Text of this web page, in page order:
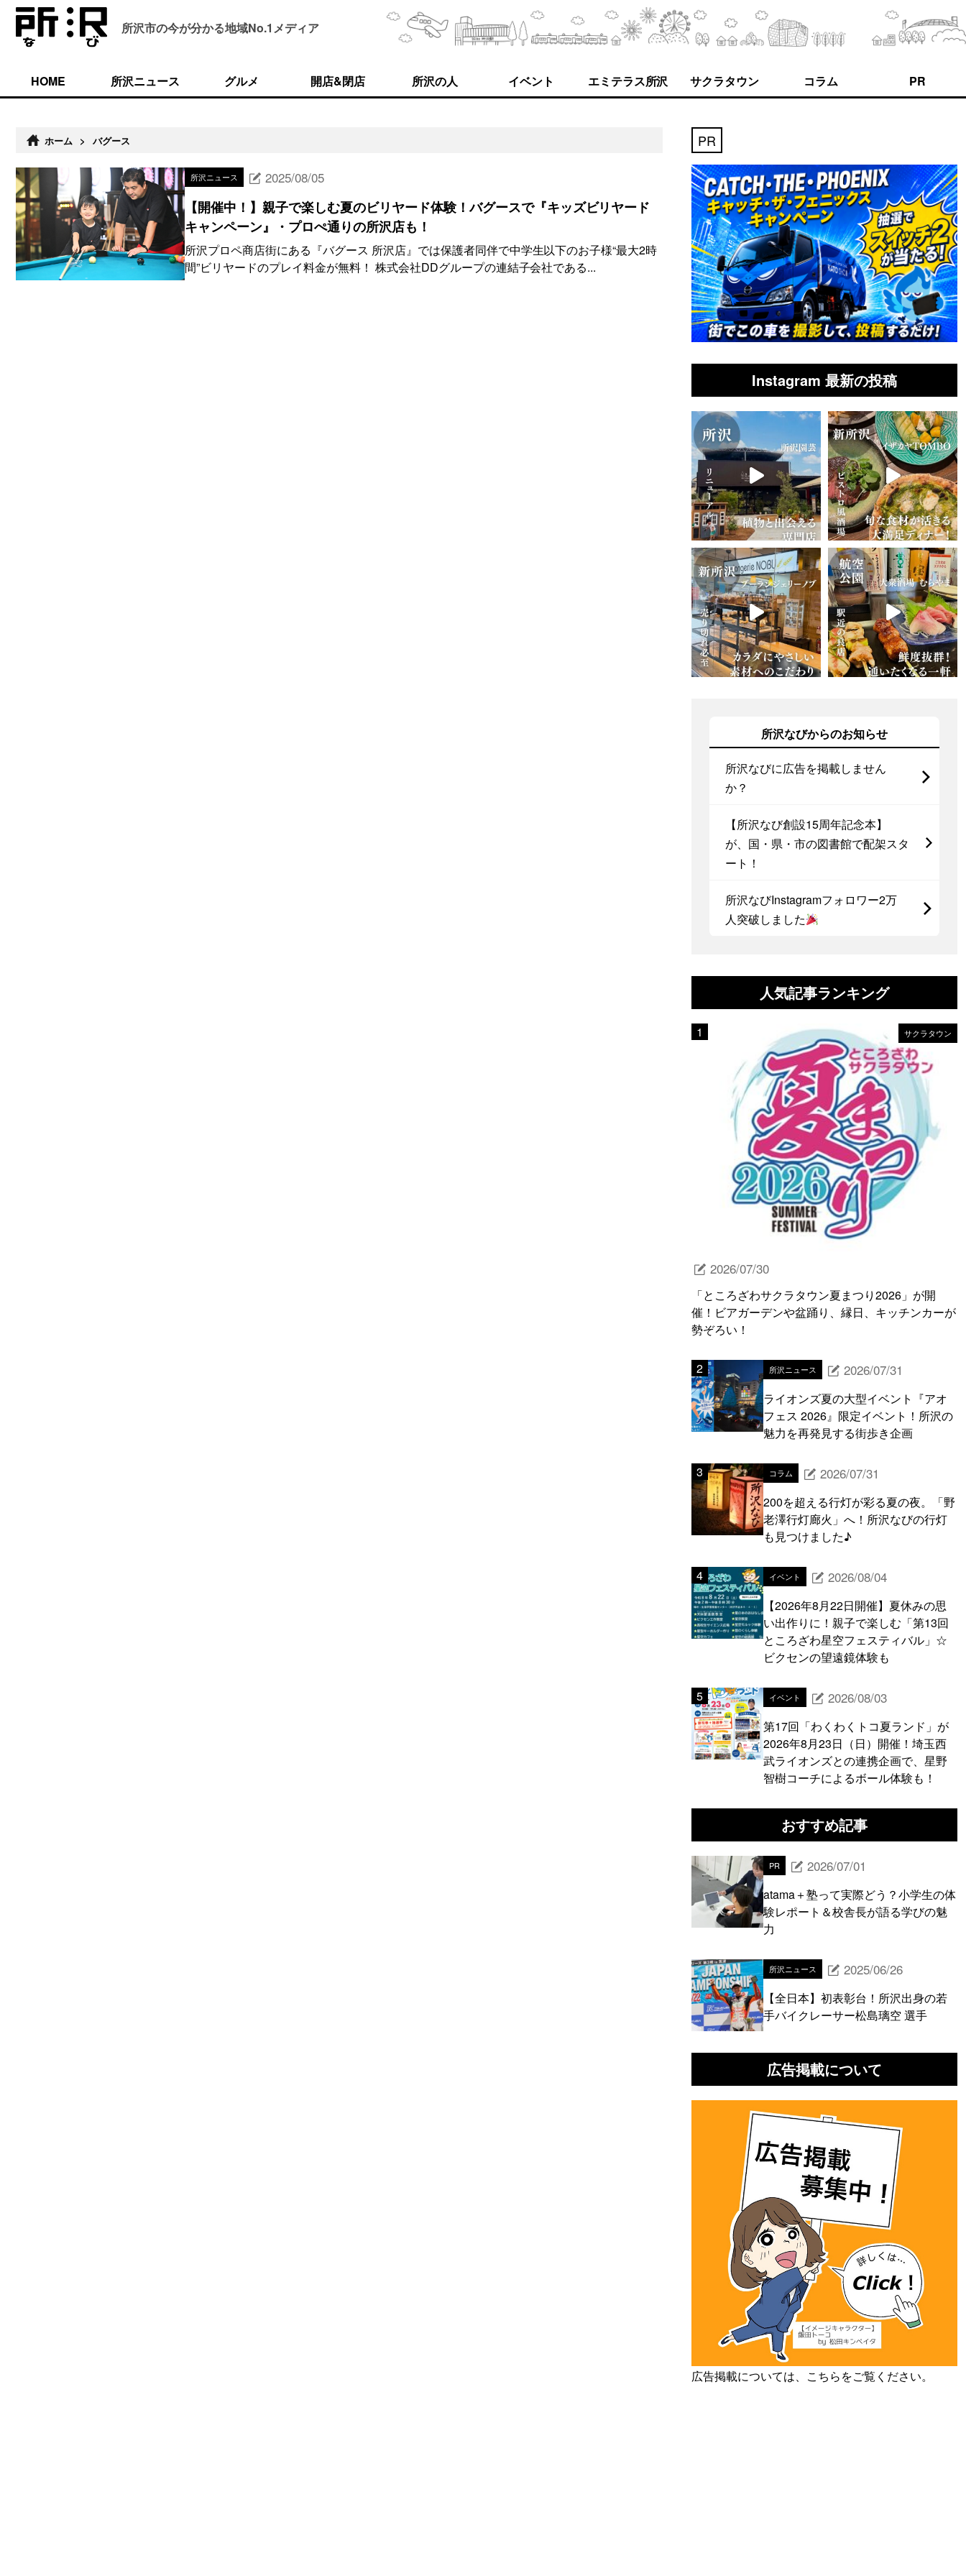
所沢市の今が分かる地域No.1メディア
HOME 所沢ニュース グルメ 開店&閉店 所沢の人 イベント エミテラス所沢 サクラタウン コラム PR
ホーム > バグース
所沢ニュース 2025/08/05
【開催中！】親子で楽しむ夏のビリヤード体験！バグースで『キッズビリヤード
キャンペーン』・プロぺ通りの所沢店も！
所沢プロペ商店街にある『バグース 所沢店』では保護者同伴で中学生以下のお子様“最大2時
間”ビリヤードのプレイ料金が無料！ 株式会社DDグループの連結子会社である...
PR
Instagram 最新の投稿
所沢なびからのお知らせ
所沢なびに広告を掲載しません
か？
【所沢なび創設15周年記念本】
が、国・県・市の図書館で配架スタ
ート！
所沢なびInstagramフォロワー2万
人突破しました
人気記事ランキング
サクラタウン
2026/07/30
「ところざわサクラタウン夏まつり2026」が開
催！ビアガーデンや盆踊り、縁日、キッチンカーが
勢ぞろい！
所沢ニュース 2026/07/31
ライオンズ夏の大型イベント『アオ
フェス 2026』限定イベント！所沢の
魅力を再発見する街歩き企画
コラム 2026/07/31
200を超える行灯が彩る夏の夜。「野
老澤行灯廊火」へ！所沢なびの行灯
も見つけました♪
イベント 2026/08/04
【2026年8月22日開催】夏休みの思
い出作りに！親子で楽しむ「第13回
ところざわ星空フェスティバル」☆
ビクセンの望遠鏡体験も
イベント 2026/08/03
第17回「わくわくトコ夏ランド」が
2026年8月23日（日）開催！埼玉西
武ライオンズとの連携企画で、星野
智樹コーチによるボール体験も！
おすすめ記事
PR 2026/07/01
atama＋塾って実際どう？小学生の体
験レポート＆校舎長が語る学びの魅
力
所沢ニュース 2025/06/26
【全日本】初表彰台！所沢出身の若
手バイクレーサー松島璃空 選手
広告掲載について
広告掲載については、こちらをご覧ください。